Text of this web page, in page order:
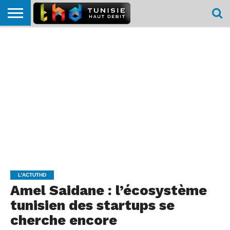
L'ACTUTHD
Amel Saidane : l’écosystème
tunisien des startups se
cherche encore